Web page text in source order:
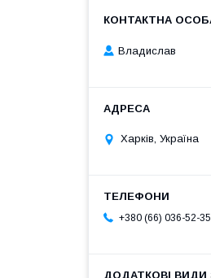
Владислав
Харків, Україна
+380 (66) 036-52-35